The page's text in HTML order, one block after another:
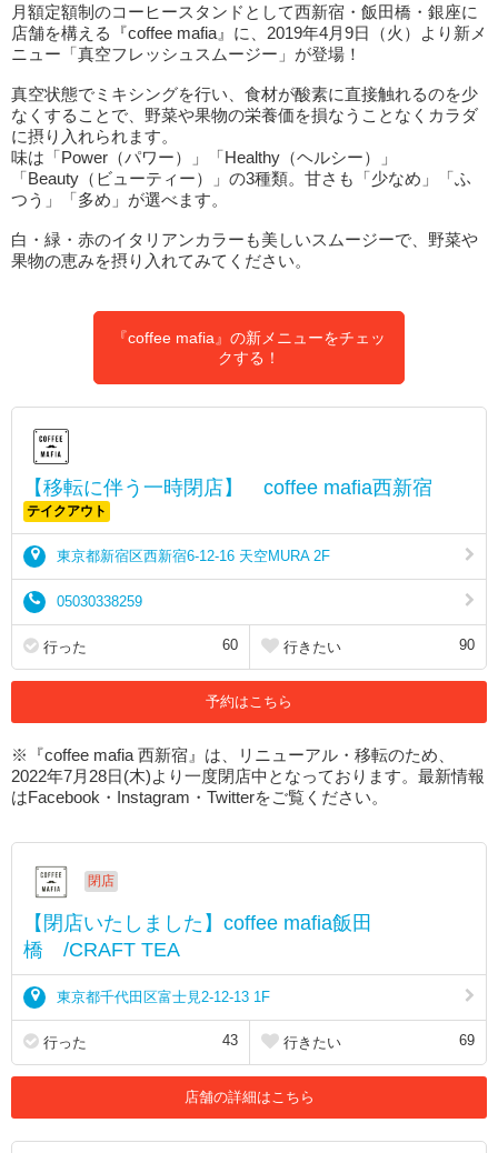
月額定額制のコーヒースタンドとして西新宿・飯田橋・銀座に
店舗を構える『coffee mafia』に、2019年4月9日（火）より新メ
ニュー「真空フレッシュスムージー」が登場！
真空状態でミキシングを行い、食材が酸素に直接触れるのを少
なくすることで、野菜や果物の栄養価を損なうことなくカラダ
に摂り入れられます。
味は「Power（パワー）」「Healthy（ヘルシー）」
「Beauty（ビューティー）」の3種類。甘さも「少なめ」「ふ
つう」「多め」が選べます。
白・緑・赤のイタリアンカラーも美しいスムージーで、野菜や
果物の恵みを摂り入れてみてください。
『coffee mafia』の新メニューをチェッ
クする！
【移転に伴う一時閉店】 coffee mafia西新宿
テイクアウト
東京都新宿区西新宿6-12-16 天空MURA 2F
05030338259
行った 60 行きたい 90
予約はこちら
※『coffee mafia 西新宿』は、リニューアル・移転のため、
2022年7月28日(木)より一度閉店中となっております。最新情報
はFacebook・Instagram・Twitterをご覧ください。
閉店
【閉店いたしました】coffee mafia飯田
橋 /CRAFT TEA
東京都千代田区富士見2-12-13 1F
行った 43 行きたい 69
店舗の詳細はこちら